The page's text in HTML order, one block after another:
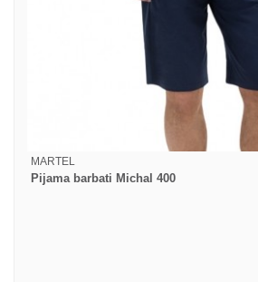
MARTEL
Pijama barbati Michal 400